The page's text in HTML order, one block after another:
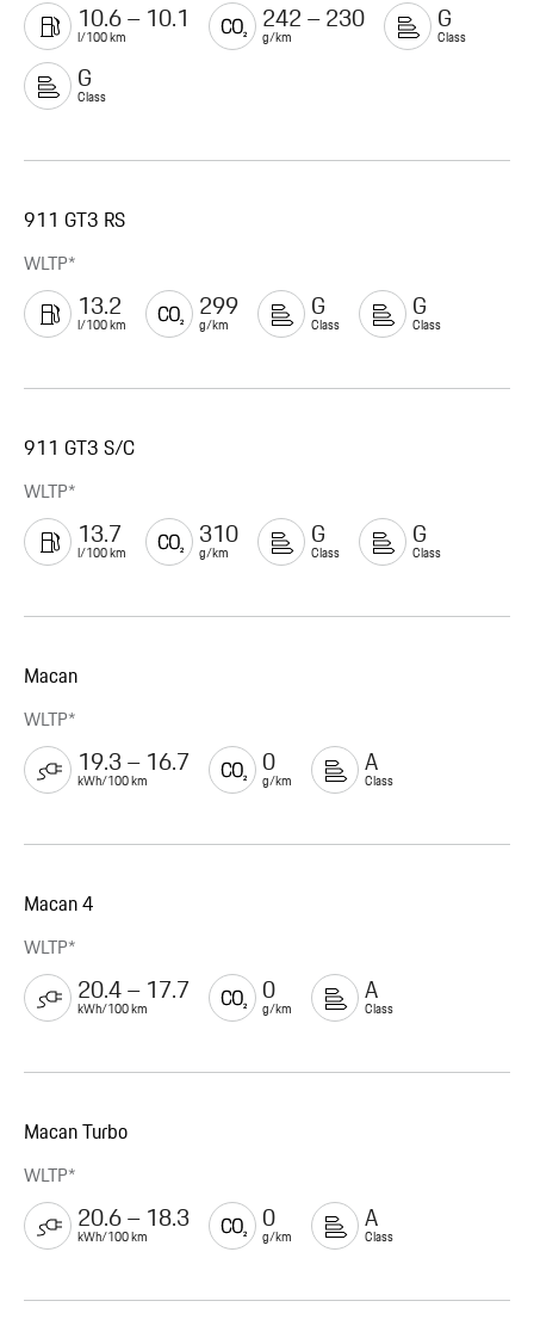
10.6 – 10.1
l/100 km
242 – 230
g/km
G
Class
G
Class
911 GT3 RS
WLTP*
13.2
l/100 km
299
g/km
G
Class
G
Class
911 GT3 S/C
WLTP*
13.7
l/100 km
310
g/km
G
Class
G
Class
Macan
WLTP*
19.3 – 16.7
kWh/100 km
0
g/km
A
Class
Macan 4
WLTP*
20.4 – 17.7
kWh/100 km
0
g/km
A
Class
Macan Turbo
WLTP*
20.6 – 18.3
kWh/100 km
0
g/km
A
Class